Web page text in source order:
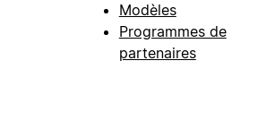
Modèles
Programmes de
partenaires